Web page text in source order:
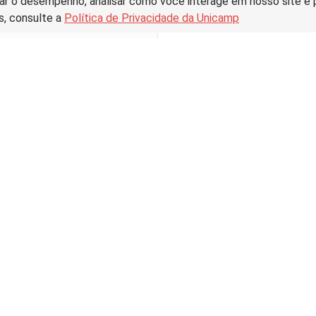
consulte a Política de Privacidade da Unicamp